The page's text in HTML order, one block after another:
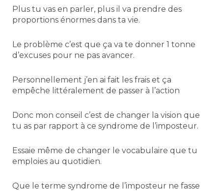
Plus tu vas en parler, plus il va prendre des
proportions énormes dans ta vie.
Le problème c’est que ça va te donner 1 tonne
d’excuses pour ne pas avancer.
Personnellement j’en ai fait les frais et ça
empêche littéralement de passer à l’action
Donc mon conseil c’est de changer la vision que
tu as par rapport à ce syndrome de l’imposteur.
Essaie même de changer le vocabulaire que tu
emploies au quotidien.
Que le terme syndrome de l’imposteur ne fasse